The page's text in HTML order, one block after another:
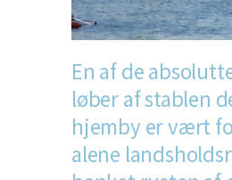
En af de
løber af stablen
hjemby er vært
alene